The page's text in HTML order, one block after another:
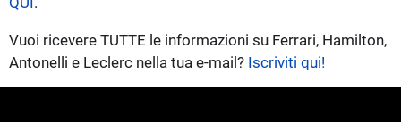
Vuoi ricevere TUTTE le informazioni su Ferrari, Hamilton,
Antonelli e Leclerc nella tua e-mail? Iscriviti qui!